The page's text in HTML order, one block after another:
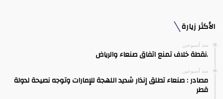
الأكثر زيارة
منذ أسبوعين
.نقطة خلاف تمنع اتفاق صنعاء والرياض
منذ أسبوعين
مصادر : صنعاء تطلق إنذار شديد اللهجة للإمارات وتوجه نصيحة لدولة
قطر